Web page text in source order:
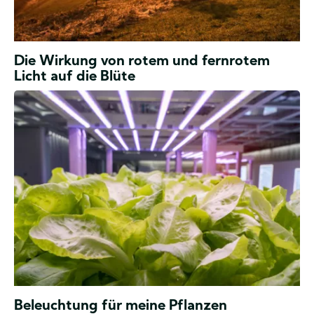
Was
genau
bringt
eine
Pflanze
zum
Blühen?
Die Wirkung von rotem und fernrotem
Licht auf die Blüte
Beleuchtung
Beleuchtung
&
Belüftung
Beleuchtung für meine Pflanzen